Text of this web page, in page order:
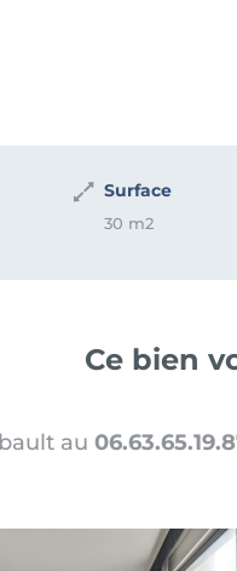
Surface
30 m2
Ce bien
au